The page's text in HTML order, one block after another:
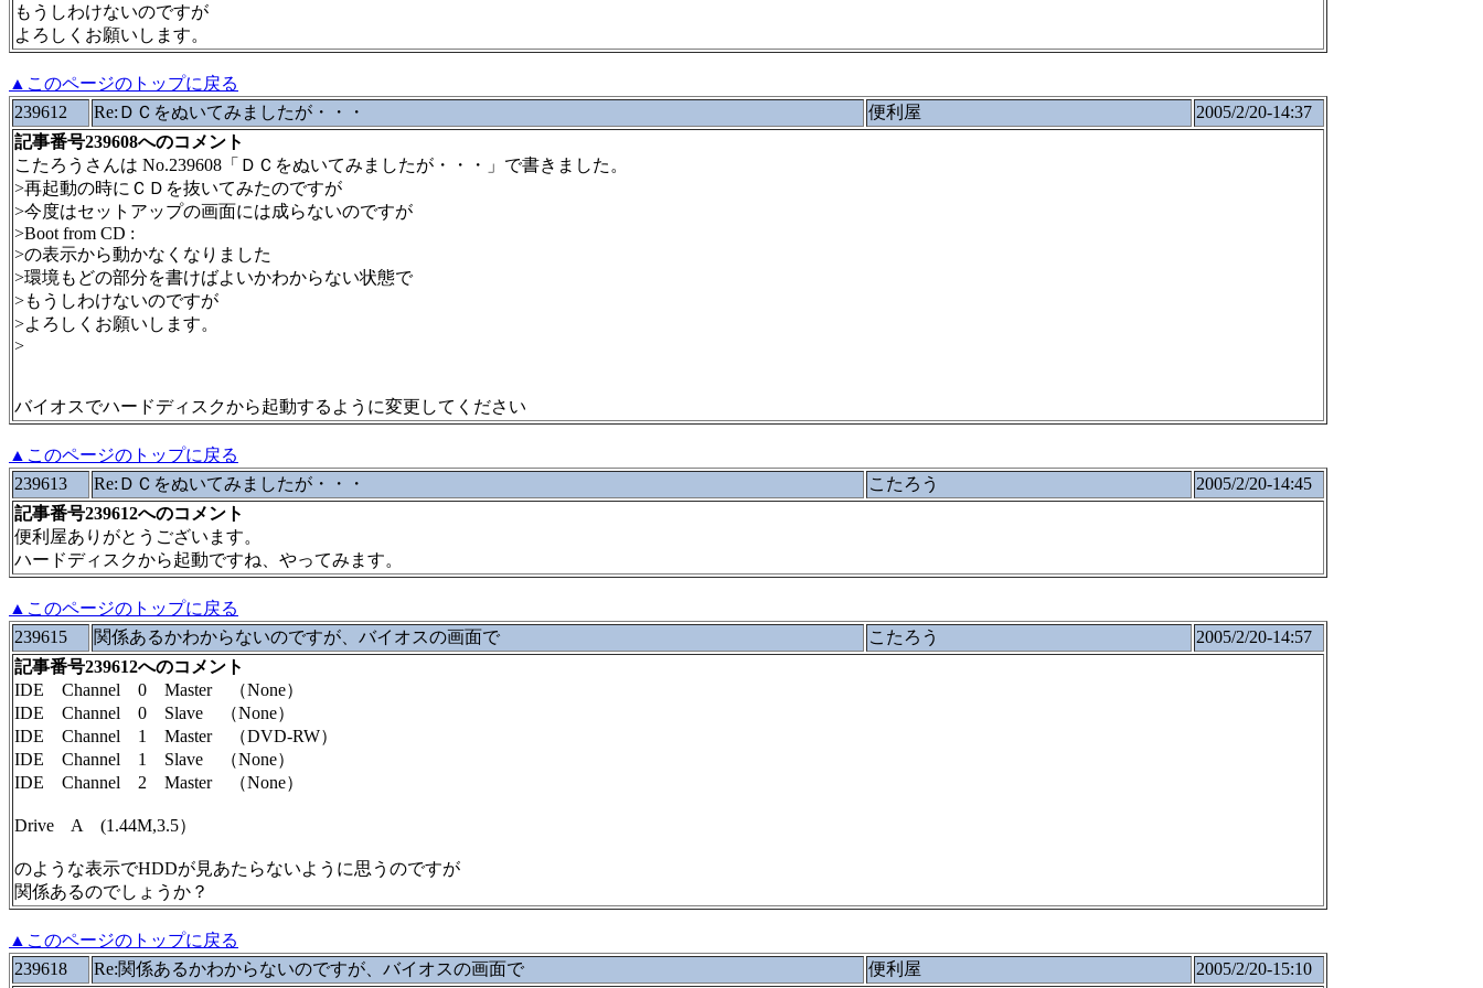
もうしわけないのですが
よろしくお願いします。
▲このページのトップに戻る
239612
Re:ＤＣをぬいてみましたが・・・ 便利屋
2005/2/20-14:37
記事番号239608へのコメント
こたろうさんは No.239608「ＤＣをぬいてみましたが・・・」で書きました。
>再起動の時にＣＤを抜いてみたのですが
>今度はセットアップの画面には成らないのですが
>Boot from CD :
>の表示から動かなくなりました
>環境もどの部分を書けばよいかわからない状態で
>もうしわけないのですが
>よろしくお願いします。
>
バイオスでハードディスクから起動するように変更してください
▲このページのトップに戻る
239613
Re:ＤＣをぬいてみましたが・・・ こたろう
2005/2/20-14:45
記事番号239612へのコメント
便利屋ありがとうございます。
ハードディスクから起動ですね、やってみます。
▲このページのトップに戻る
239615
関係あるかわからないのですが、バイオスの画面で こたろう
2005/2/20-14:57
記事番号239612へのコメント
IDE Channel 0 Master （None）
IDE Channel 0 Slave （None）
IDE Channel 1 Master （DVD-RW）
IDE Channel 1 Slave （None）
IDE Channel 2 Master （None）
Drive A (1.44M,3.5）
のような表示でHDDが見あたらないように思うのですが
関係あるのでしょうか？
▲このページのトップに戻る
239618
Re:関係あるかわからないのですが、バイオスの画面で 便利屋
2005/2/20-15:10